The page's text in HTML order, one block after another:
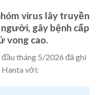
virus lây truyền
gây bệnh cấp
vong cao.
tháng 5/2026 đã ghi
Hanta với: